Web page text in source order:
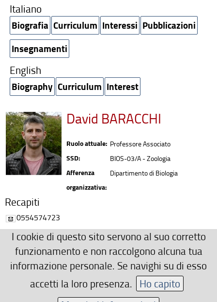
Italiano
Biografia Curriculum Interessi Pubblicazioni
Insegnamenti
English
Biography Curriculum Interest
David BARACCHI
Ruolo attuale: Professore Associato
SSD: BIOS-03/A - Zoologia
Afferenza
organizzativa:
Dipartimento di Biologia
Recapiti
0554574723
david.baracchi(AT)unifi.it
Ulteriori Recapiti
+39 055 457 4723
https://davidbaracchi.wixsite.com/beelab
I cookie di questo sito servono al suo corretto
funzionamento e non raccolgono alcuna tua
informazione personale. Se navighi su di esso
accetti la loro presenza. Ho capito